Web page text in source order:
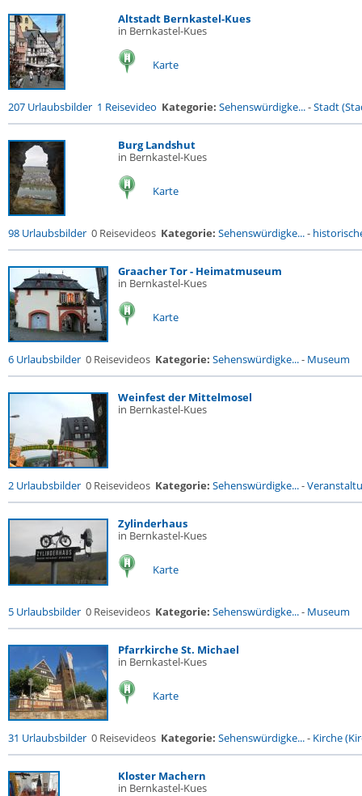
Altstadt Bernkastel-Kues
in Bernkastel-Kues
Karte
207 Urlaubsbilder 1 Reisevideo Kategorie: Sehenswürdigke...-Stadt
Burg Landshut
in Bernkastel-Kues
Karte
98 Urlaubsbilder 0 Reisevideos Kategorie: Sehenswürdigke...-
Graacher Tor - Heimatmuseum
in Bernkastel-Kues
Karte
6 Urlaubsbilder 0 Reisevideos Kategorie: Sehenswürdigke...- Museum
Weinfest der Mittelmosel
in Bernkastel-Kues
2 Urlaubsbilder 0 Reisevideos Kategorie: Sehenswürdigke...-
Zylinderhaus
in Bernkastel-Kues
Karte
5 Urlaubsbilder 0 Reisevideos Kategorie: Sehenswürdigke...- Museum
Pfarrkirche St. Michael
in Bernkastel-Kues
Karte
31 Urlaubsbilder 0 Reisevideos Kategorie: Sehenswürdigke...- Kirche
Kloster Machern
in Bernkastel-Kues